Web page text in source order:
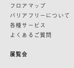
フロアマップ
バリアフリーについて
各種サービス
よくあるご質問
展覧会